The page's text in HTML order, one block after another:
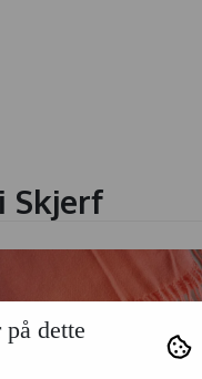
Skjerf
dette